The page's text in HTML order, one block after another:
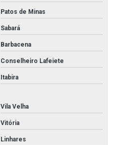
Patos de Minas
Sabará
Barbacena
Conselheiro Lafeiete
Itabira
Vila Velha
Vitória
Linhares